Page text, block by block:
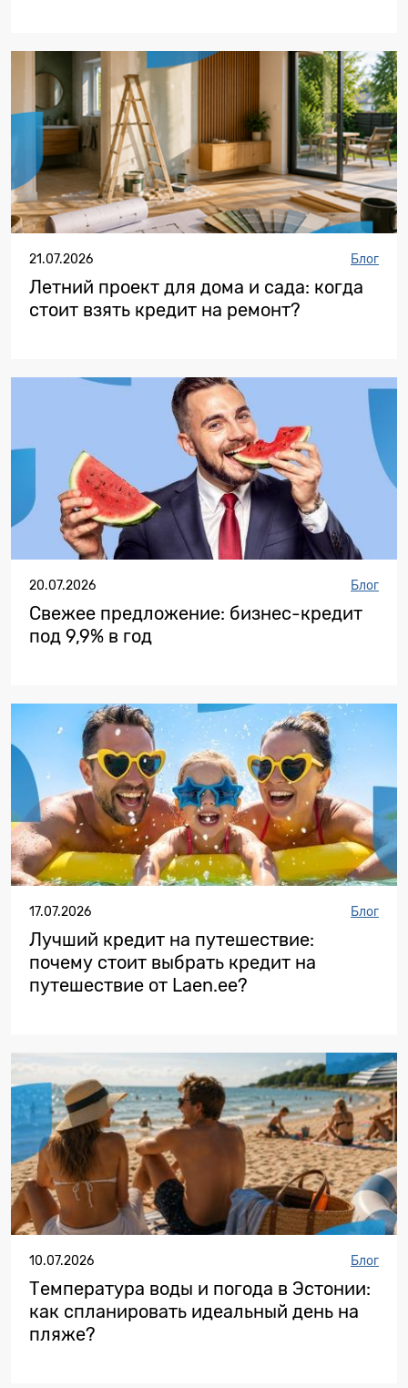
21.07.2026 Блог
Летний проект для дома и сада: когда
стоит взять кредит на ремонт?
20.07.2026 Блог
Свежее предложение: бизнес-кредит
под 9,9% в год
17.07.2026 Блог
Лучший кредит на путешествие:
почему стоит выбрать кредит на
путешествие от Laen.ee?
10.07.2026 Блог
Температура воды и погода в Эстонии:
как спланировать идеальный день на
пляже?